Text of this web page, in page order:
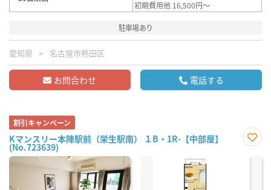
初期費用他 16,500円～
駐車場あり
愛知県 名古屋市熱田区
お問合わせ 電話する
割引キャンペーン
Kマンスリー本陣駅前（栄生駅南） １B・1R-【中部屋】
(No.723639)
に入